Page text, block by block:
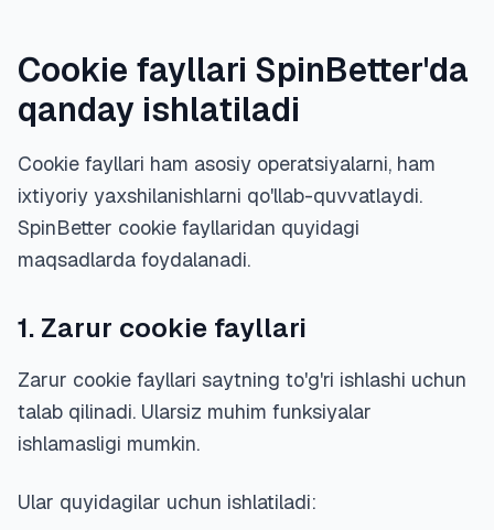
Cookie fayllari SpinBetter'da
qanday ishlatiladi
Cookie fayllari ham asosiy operatsiyalarni, ham
ixtiyoriy yaxshilanishlarni qo'llab-quvvatlaydi.
SpinBetter cookie fayllaridan quyidagi
maqsadlarda foydalanadi.
1. Zarur cookie fayllari
Zarur cookie fayllari saytning to'g'ri ishlashi uchun
talab qilinadi. Ularsiz muhim funksiyalar
ishlamasligi mumkin.
Ular quyidagilar uchun ishlatiladi: